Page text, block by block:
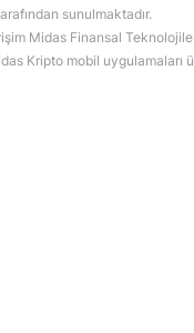
sunulmaktadır.
Midas Finansal
Kripto mobil uygulamaları